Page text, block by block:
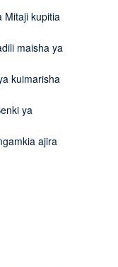
Mitaji kupitia
maisha ya
kuimarisha
ya
ajira